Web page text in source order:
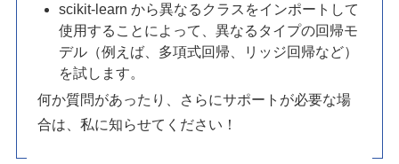
scikit-learn から異なるクラスをインポートして
使用することによって、異なるタイプの回帰モ
デル（例えば、多項式回帰、リッジ回帰など）
を試します。
何か質問があったり、さらにサポートが必要な場
合は、私に知らせてください！